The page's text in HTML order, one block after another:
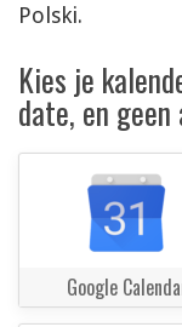
Polski.
Kies je
date, en
Google